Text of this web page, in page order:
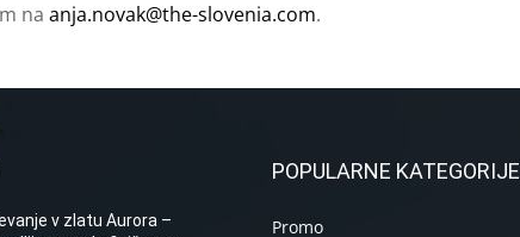
na anja.novak@the-slovenia.com.
v zlatu Aurora –
POPULARNE KATEGORIJE
Promo